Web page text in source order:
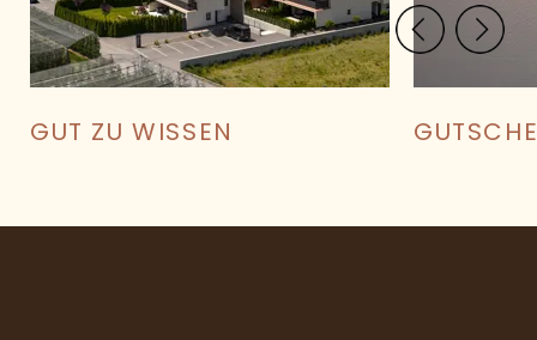
BEST-PREIS-GARANTIE
GUT ZU WISSEN